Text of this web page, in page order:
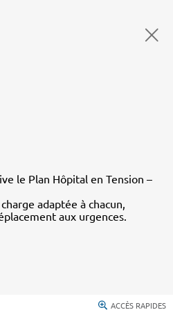
le Plan Hôpital en Tension –
adaptée à chacun,
aux urgences.
ACCÈS RAPIDES